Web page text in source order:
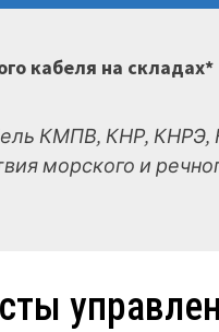
кабеля на складах*
КМПВ, КНР,
морского и